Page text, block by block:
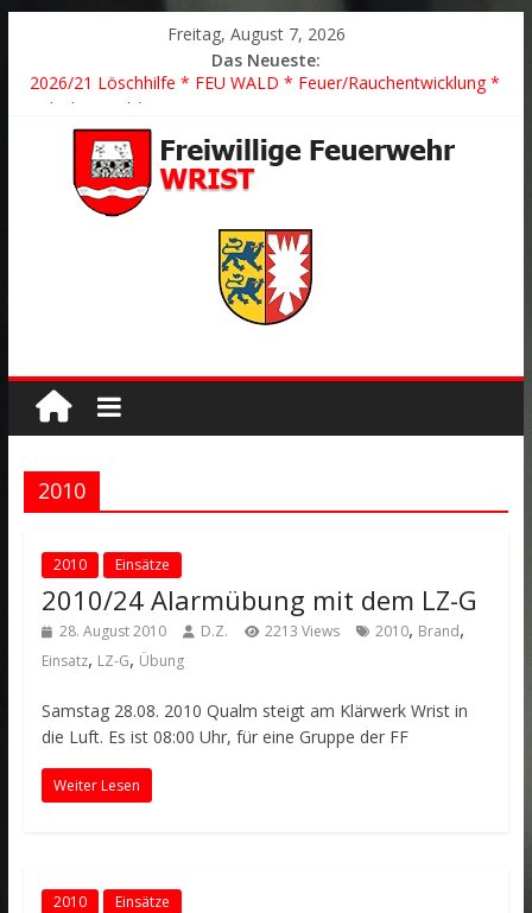
Freitag, August 7, 2026
Das Neueste:
2026/21 Löschhilfe * FEU WALD * Feuer/Rauchentwicklung *
2026/24 * TH G Y * PKW überschlagen *
2026/23 TH K Y * Person in festsitzendem Aufzug *
2026/22 TH Y * VU * 1 Person klemmt * Hingstheide
Der schönste Einsatz des Jahres 2026
2010
2010 Einsätze
2010/24 Alarmübung mit dem LZ-G
28. August 2010 D.Z. 2213 Views 2010, Brand,
Einsatz, LZ-G, Übung
Samstag 28.08. 2010 Qualm steigt am Klärwerk Wrist in
die Luft. Es ist 08:00 Uhr, für eine Gruppe der FF
Weiter Lesen
2010 Einsätze